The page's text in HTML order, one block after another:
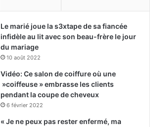
Le marié joue la s3xtape de sa fiancée
infidèle au lit avec son beau-frère le jour
du mariage
10 août 2022
Vidéo: Ce salon de coiffure où une
»coiffeuse » embrasse les clients
pendant la coupe de cheveux
6 février 2022
« Je ne peux pas rester enfermé, ma